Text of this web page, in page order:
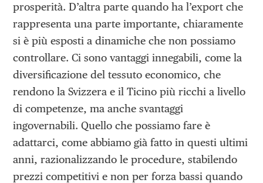
prosperità. D’altra parte quando ha l’export che
rappresenta una parte importante, chiaramente
si è più esposti a dinamiche che non possiamo
controllare. Ci sono vantaggi innegabili, come la
diversificazione del tessuto economico, che
rendono la Svizzera e il Ticino più ricchi a livello
di competenze, ma anche svantaggi
ingovernabili. Quello che possiamo fare è
adattarci, come abbiamo già fatto in questi ultimi
anni, razionalizzando le procedure, stabilendo
prezzi competitivi e non per forza bassi quando